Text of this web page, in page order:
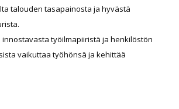
talouden tasapainosta ja hyvästä
innostavasta työilmapiiristä ja henkilöstön
vaikuttaa työhönsä ja kehittää